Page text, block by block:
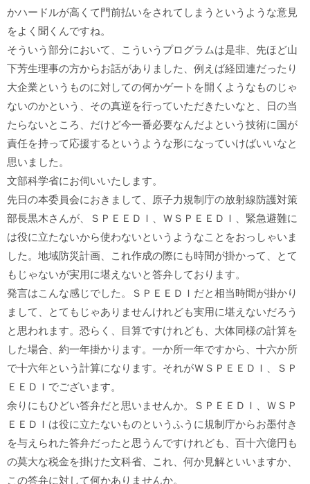
かハードルが高くて門前払いをされてしまうというような意見
をよく聞くんですね。
そういう部分において、こういうプログラムは是非、先ほど山
下芳生理事の方からお話がありました、例えば経団連だったり
大企業というものに対しての何かゲートを開くようなものじゃ
ないのかという、その真逆を行っていただきたいなと、日の当
たらないところ、だけど今一番必要なんだよという技術に国が
責任を持って応援するというような形になっていけばいいなと
思いました。
文部科学省にお伺いいたします。
先日の本委員会におきまして、原子力規制庁の放射線防護対策
部長黒木さんが、ＳＰＥＥＤＩ、ＷＳＰＥＥＤＩ、緊急避難に
は役に立たないから使わないというようなことをおっしゃいま
した。地域防災計画、これ作成の際にも時間が掛かって、とて
もじゃないが実用に堪えないと答弁しております。
発言はこんな感じでした。ＳＰＥＥＤＩだと相当時間が掛かり
まして、とてもじゃありませんけれども実用に堪えないだろう
と思われます。恐らく、目算ですけれども、大体同様の計算を
した場合、約一年掛かります。一か所一年ですから、十六か所
で十六年という計算になります。それがＷＳＰＥＥＤＩ、ＳＰ
ＥＥＤＩでございます。
余りにもひどい答弁だと思いませんか。ＳＰＥＥＤＩ、ＷＳＰ
ＥＥＤＩは役に立たないものというふうに規制庁からお墨付き
を与えられた答弁だったと思うんですけれども、百十六億円も
の莫大な税金を掛けた文科省、これ、何か見解といいますか、
この答弁に対して何かありませんか。